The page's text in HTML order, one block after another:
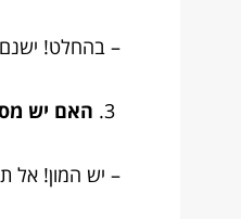
– בהחלט! ישנם
האם יש
– יש המון! אל